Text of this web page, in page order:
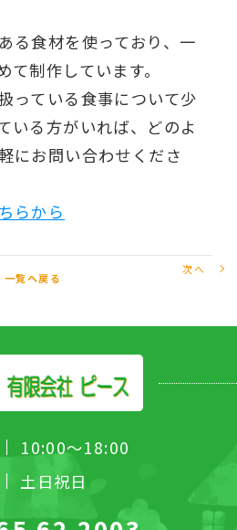
る食材を使っており、一
て制作しています。
っている食事について少
いる方がいれば、どのよ
にお問い合わせくださ
らから
一覧へ戻る
次へ
10:00～18:00
土日祝日